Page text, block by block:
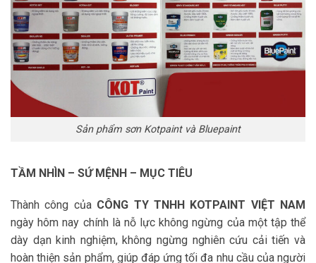
Sản phẩm sơn Kotpaint và Bluepaint
TẦM NHÌN – SỨ MỆNH – MỤC TIÊU
Thành công của CÔNG TY TNHH KOTPAINT VIỆT NAM
ngày hôm nay chính là nỗ lực không ngừng của một tập thể
dày dạn kinh nghiệm, không ngừng nghiên cứu cải tiến và
hoàn thiện sản phẩm, giúp đáp ứng tối đa nhu cầu của người